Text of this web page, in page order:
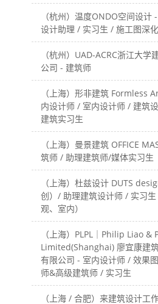
（杭州）温度ONDO空间设计
设计助理 / 实习生 / 施工图深
（杭州）UAD-ACRC浙江大学
公司 - 建筑师
（上海）形非建筑 Formless
内设计师 / 室内设计师 / 建筑
建筑实习生
（上海）曼景建筑 OFFICE
筑师 / 助理建筑师/媒体实习生
（上海）杜兹设计 DUTS
创）/ 助理建筑设计师 / 实习
观、室内）
（上海）PLPL｜Philip Liao &
Limited(Shanghai) 廖宜康建筑
有限公司 - 室内设计师 / 效果
师&高级建筑师 / 实习生
（上海 / 合肥）来建筑设计工